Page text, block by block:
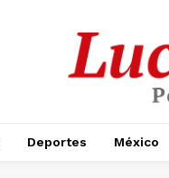
Deportes México